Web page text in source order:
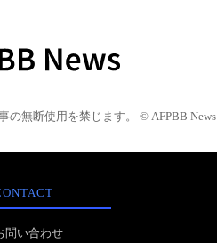
の無断使用を禁じます。 © AFPBB News
問い合わせ